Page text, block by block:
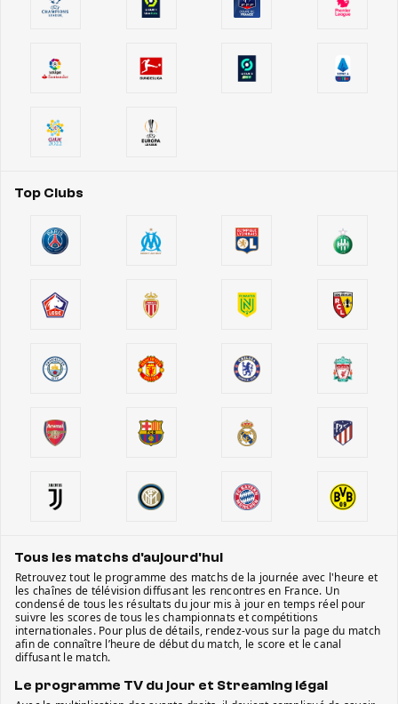
Top Clubs
Tous les matchs d'aujourd'hui
Retrouvez tout le programme des matchs de la journée avec l'heure et
les chaînes de télévision diffusant les rencontres en France. Un
condensé de tous les résultats du jour mis à jour en temps réel pour
suivre les scores de tous les championnats et compétitions
internationales. Pour plus de détails, rendez-vous sur la page du match
afin de connaître l’heure de début du match, le score et le canal
diffusant le match.
Le programme TV du jour et Streaming légal